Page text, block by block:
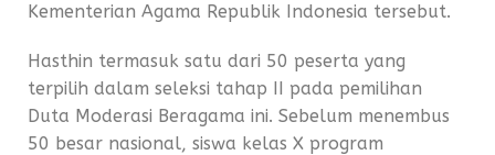
Kementerian Agama Republik Indonesia tersebut.
Hasthin termasuk satu dari 50 peserta yang
terpilih dalam seleksi tahap II pada pemilihan
Duta Moderasi Beragama ini. Sebelum menembus
50 besar nasional, siswa kelas X program